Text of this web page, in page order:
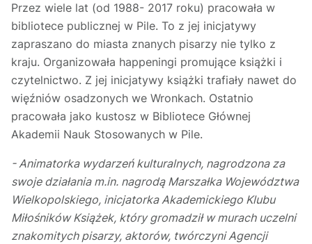
Przez wiele lat (od 1988- 2017 roku) pracowała w
bibliotece publicznej w Pile. To z jej inicjatywy
zapraszano do miasta znanych pisarzy nie tylko z
kraju. Organizowała happeningi promujące książki i
czytelnictwo. Z jej inicjatywy książki trafiały nawet do
więźniów osadzonych we Wronkach. Ostatnio
pracowała jako kustosz w Bibliotece Głównej
Akademii Nauk Stosowanych w Pile.
- Animatorka wydarzeń kulturalnych, nagrodzona za
swoje działania m.in. nagrodą Marszałka Województwa
Wielkopolskiego, inicjatorka Akademickiego Klubu
Miłośników Książek, który gromadził w murach uczelni
znakomitych pisarzy, aktorów, twórczyni Agencji